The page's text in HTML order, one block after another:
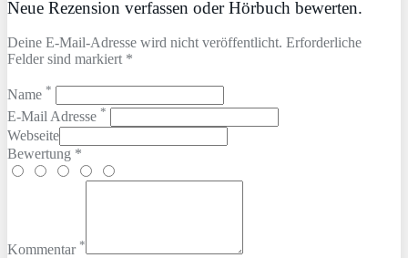
Neue Rezension verfassen oder Hörbuch bewerten.
Deine E-Mail-Adresse wird nicht veröffentlicht. Erforderliche
Felder sind markiert *
Name *
E-Mail Adresse *
Webseite
Bewertung *
Kommentar *